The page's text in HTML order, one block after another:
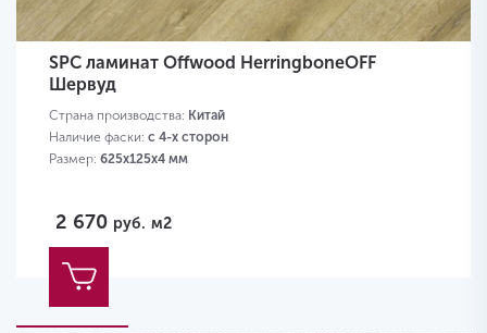
SPC ламинат Offwood HerringboneOFF
Шервуд
Страна производства: Китай
Наличие фаски: с 4-х сторон
Размер: 625х125х4 мм
2 670 руб. м2